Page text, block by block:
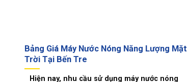
Bảng Giá Máy Nước Nóng Năng Lượng Mặt
Trời Tại Bến Tre
Hiện nay, nhu cầu sử dụng máy nước nóng